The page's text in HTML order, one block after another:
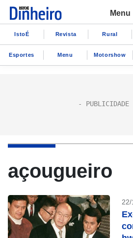
Menu
IstoÉ Revista Rural
Esportes Menu Motorshow
açougueiro
22/